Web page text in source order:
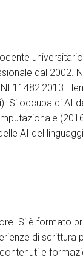
dal 2002.
11482:2013
Si occupa di AI
AI del
Si è formato
di scrittura
e